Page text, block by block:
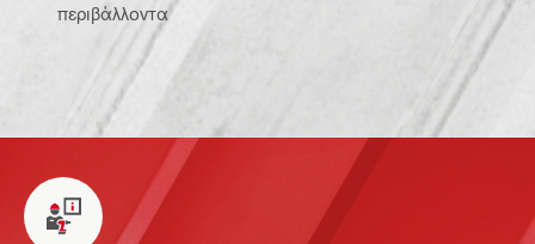
περιβάλλοντα